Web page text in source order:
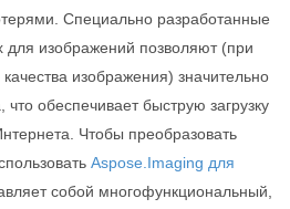
Специально разработанные
изображений позволяют (при
изображения) значительно
обеспечивает быструю загрузку
Чтобы преобразовать
Aspose.Imaging для
собой многофункциональный,